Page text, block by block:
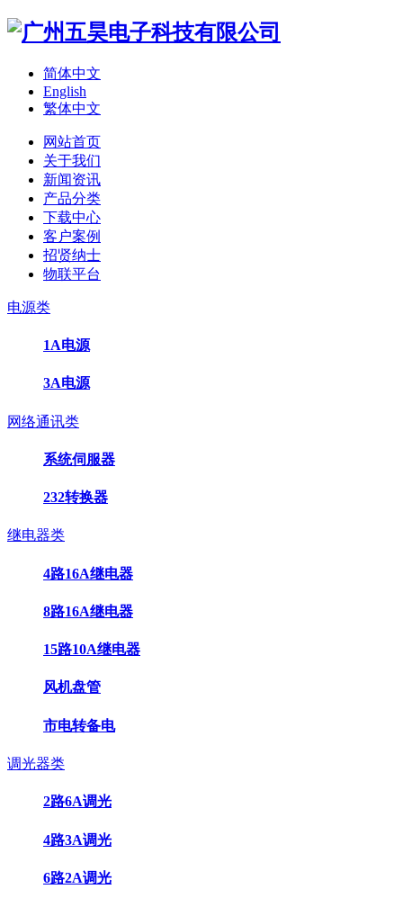
简体中文
English
繁体中文
网站首页
关于我们
新闻资讯
产品分类
下载中心
客户案例
招贤纳士
物联平台
电源类
1A电源
3A电源
网络通讯类
系统伺服器
232转换器
继电器类
4路16A继电器
8路16A继电器
15路10A继电器
风机盘管
市电转备电
调光器类
2路6A调光
4路3A调光
6路2A调光